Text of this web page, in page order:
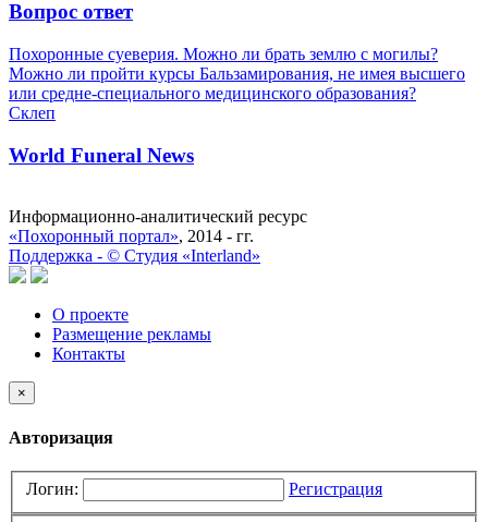
Вопрос ответ
Похоронные суеверия. Можно ли брать землю с могилы?
Можно ли пройти курсы Бальзамирования, не имея высшего
или средне-специального медицинского образования?
Склеп
World Funeral News
Информационно-аналитический ресурс
«Похоронный портал», 2014 - гг.
Поддержка - © Cтудия «Interland»
О проекте
Размещение рекламы
Контакты
×
Авторизация
Логин: Регистрация